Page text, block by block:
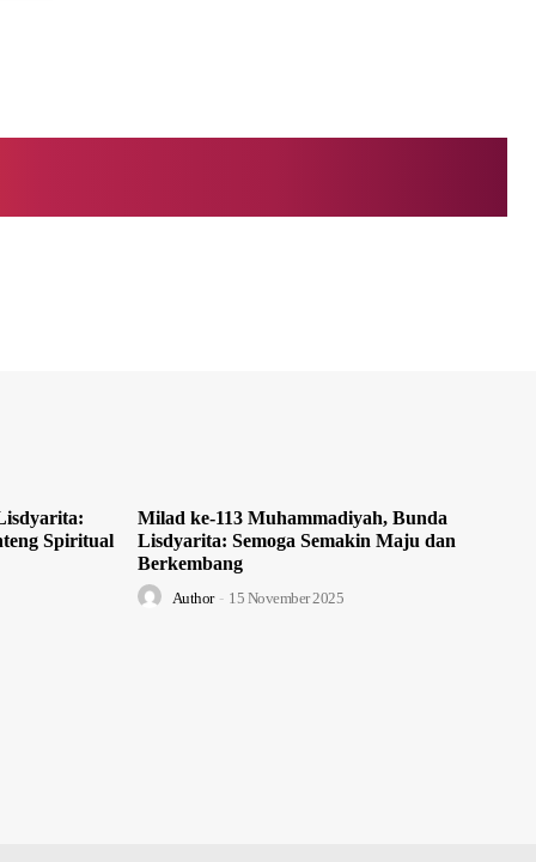
Spiritual
Milad ke-113 Muhammadiyah, Bunda
Lisdyarita: Semoga Semakin Maju dan
Berkembang
Author - 15 November 2025